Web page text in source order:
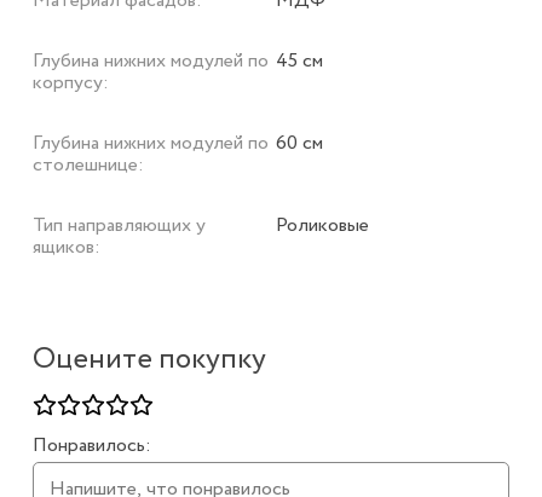
Оцените покупку
Понравилось:
Глубина нижних модулей по
корпусу:
45 см
Глубина нижних модулей по
столешнице:
60 см
Тип направляющих у
ящиков:
Роликовые